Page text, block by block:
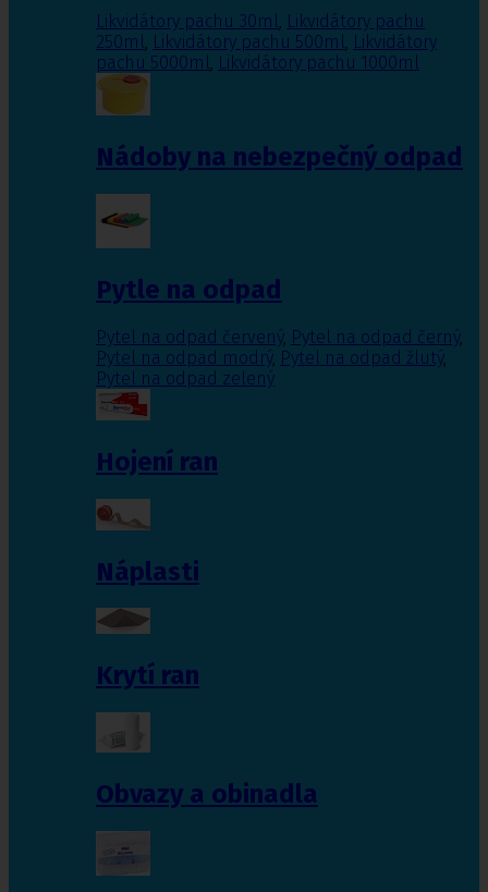
Likvidátory pachu 30ml, Likvidátory pachu
250ml, Likvidátory pachu 500ml, Likvidátory
pachu 5000ml, Likvidátory pachu 1000ml
Nádoby na nebezpečný odpad
Pytle na odpad
Pytel na odpad červený, Pytel na odpad černý,
Pytel na odpad modrý, Pytel na odpad žlutý,
Pytel na odpad zelený
Hojení ran
Náplasti
Krytí ran
Obvazy a obinadla